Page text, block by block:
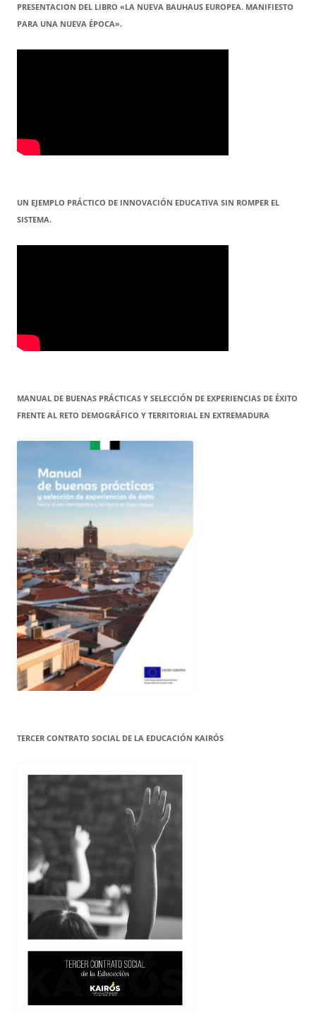
PRESENTACION DEL LIBRO «LA NUEVA BAUHAUS EUROPEA. MANIFIESTO
PARA UNA NUEVA ÉPOCA».
UN EJEMPLO PRÁCTICO DE INNOVACIÓN EDUCATIVA SIN ROMPER EL
SISTEMA.
MANUAL DE BUENAS PRÁCTICAS Y SELECCIÓN DE EXPERIENCIAS DE ÉXITO
FRENTE AL RETO DEMOGRÁFICO Y TERRITORIAL EN EXTREMADURA
TERCER CONTRATO SOCIAL DE LA EDUCACIÓN KAIRÓS